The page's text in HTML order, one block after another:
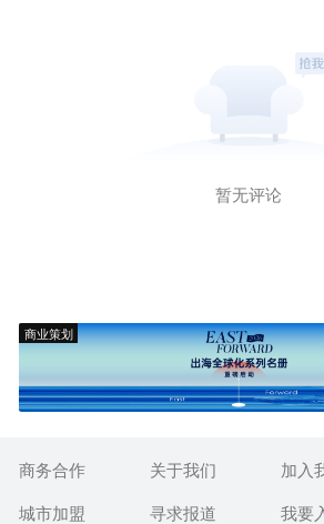
暂无评论
商业策划
商务合作 关于我们 加入
城市加盟
寻求报道 我要